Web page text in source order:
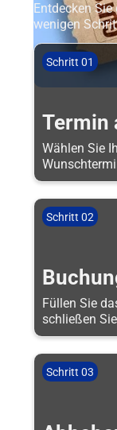
Entdecken
wenigen
Schritt 01
Termin
Wählen Sie
Schritt 02
Füllen Sie
schließen
Schritt 03